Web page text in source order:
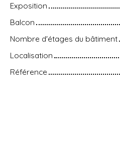
Exposition
Balcon
Nombre d'étages du bâtiment
Localisation
Référence